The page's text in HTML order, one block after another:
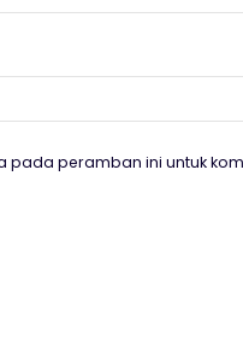
pada peramban ini untuk